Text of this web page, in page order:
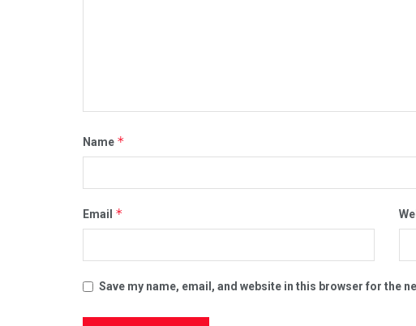
Name *
Email *
Save my name, email, and website in this browser for the